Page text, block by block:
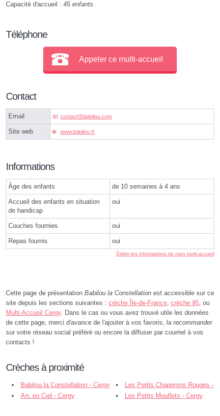
Capacité d'accueil : 45 enfants.
Téléphone
Appeler ce multi-accueil
Contact
Email contactⓐbabilou.com
Site web www.babilou.fr
Informations
Âge des enfants de 10 semaines à 4 ans
Accueil des enfants en situation
de handicap
oui
Couches fournies oui
Repas fournis oui
Éditer les informations de mon multi-accueil
Cette page de présentation Babilou la Constellation est accessible sur ce
site depuis les sections suivantes : crèche Île-de-France, crèche 95, ou
Multi-Accueil Cergy. Dans le cas ou vous avez trouvé utile les données
de cette page, merci d'avance de l'ajouter à vos favoris, la recommander
sur votre réseau social préféré ou encore la diffuser par courriel à vos
contacts !
Crèches à proximité
Babilou la Constellation - Cergy
Les Petits Chaperons Rouges -
Cergy
Arc en Ciel - Cergy Les Petits Mouflets - Cergy